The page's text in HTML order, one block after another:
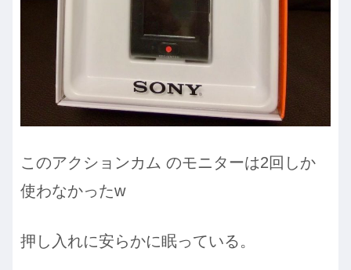
このアクションカム のモニターは2回しか
使わなかったw
押し入れに安らかに眠っている。